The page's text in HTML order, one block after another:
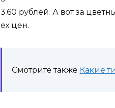
3.60 рублей. А вот за
ех цен.
Смотрите также Какие